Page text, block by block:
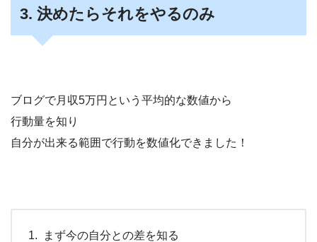
3. 決めたらそれをやるのみ
ブログで月収5万円という平均的な数値から
行動量を知り
自分が出来る範囲で行動を数値化できました！
まず今の自分との差を知る